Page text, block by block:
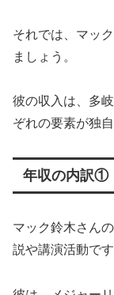
それでは、マッ
ましょう。
彼の収入は、多
ぞれの要素が独
年収の内訳①
マック鈴木さん
説や講演活動です